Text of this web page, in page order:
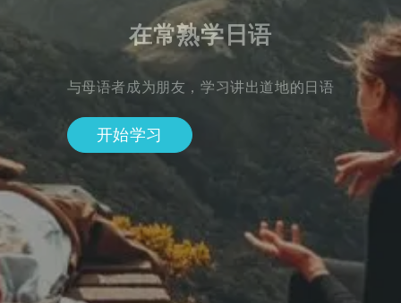
在常熟学日语
与母语者成为朋友，学习讲出道地的日语
开始学习